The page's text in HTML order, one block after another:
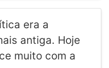
era a
antiga. Hoje
muito com a